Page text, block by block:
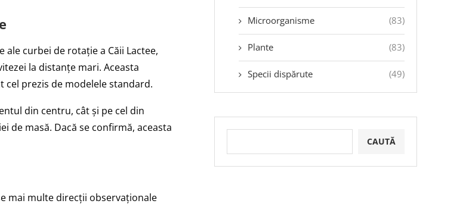
ale curbei de rotație a Căii Lactee,
la distanțe mari. Aceasta
cel prezis de modelele standard.
din centru, cât și pe cel din
de masă. Dacă se confirmă, aceasta
mai multe direcții observaționale
Microorganisme (83)
Plante (83)
Specii dispărute (49)
CAUTĂ